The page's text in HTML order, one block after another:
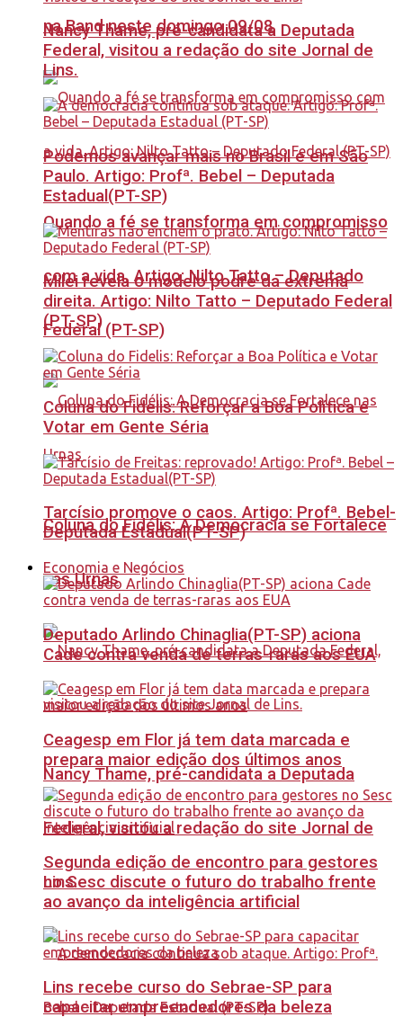
na Band neste domingo 09/08
Quando a fé se transforma em compromisso
com a vida. Artigo: Nilto Tatto – Deputado
Federal (PT-SP)
Coluna do Fidélis: A Democracia se Fortalece
nas Urnas
Nancy Thame, pré-candidata a Deputada
Federal, visitou a redação do site Jornal de
Lins.
Nancy Thame, pré-candidata a Deputada
Federal, visitou a redação do site Jornal de
Lins.
Podemos avançar mais no Brasil e em São
Paulo. Artigo: Profª. Bebel – Deputada
Estadual(PT-SP)
Milei revela o modelo podre da extrema
direita. Artigo: Nilto Tatto – Deputado Federal
(PT-SP)
Coluna do Fidelis: Reforçar a Boa Política e
Votar em Gente Séria
Tarcísio promove o caos. Artigo: Profª. Bebel-
Deputada Estadual(PT-SP)
Economia e Negócios
Deputado Arlindo Chinaglia(PT-SP) aciona
Cade contra venda de terras-raras aos EUA
Ceagesp em Flor já tem data marcada e
prepara maior edição dos últimos anos
Segunda edição de encontro para gestores
no Sesc discute o futuro do trabalho frente
ao avanço da inteligência artificial
Lins recebe curso do Sebrae-SP para
capacitar empreendedores da beleza